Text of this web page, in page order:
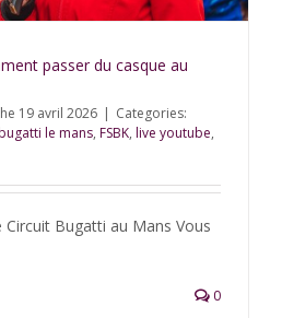
passer du casque au
19 avril 2026 | Categories:
le mans, FSBK, live youtube,
Circuit Bugatti au Mans Vous
0